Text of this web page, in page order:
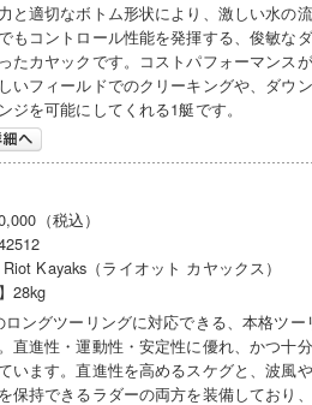
と適切なボトム形状により、激しい水の
もコントロール性能を発揮する、俊敏な
たカヤックです。コストパフォーマンス
いフィールドでのクリーキングや、ダウ
ジを可能にしてくれる1艇です。
（税込）
Riot Kayaks（ライオット カヤックス）
28kg
ロングツーリングに対応できる、本格ツー
直進性・運動性・安定性に優れ、かつ十
います。直進性を高めるスケグと、波風
保持できるラダーの両方を装備しており